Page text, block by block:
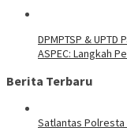
DPMPTSP &
ASPEC: Langkah
Berita Terbaru
Satlantas